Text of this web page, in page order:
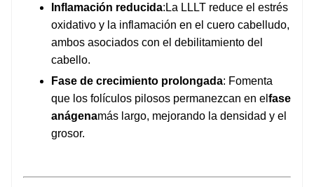
Inflamación reducida:La LLLT reduce el estrés
oxidativo y la inflamación en el cuero cabelludo,
ambos asociados con el debilitamiento del
cabello.
Fase de crecimiento prolongada: Fomenta
que los folículos pilosos permanezcan en el fase
anágenamás largo, mejorando la densidad y el
grosor.